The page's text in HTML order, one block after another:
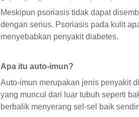
Meskipun psoriasis tidak dapat
dengan serius. Psoriasis pada kulit
menyebabkan penyakit diabetes.
Apa itu auto-imun?
Auto-imun merupakan jenis penyakit
yang muncul dari luar tubuh seperti
berbalik menyerang sel-sel baik